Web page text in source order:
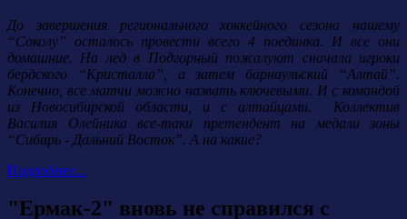
До завершения регионального хоккейного сезона нашему
“Соколу” осталось провести всего 4 поединка. И все они
домашние. На лед в Подгорный пожалуют сначала игроки
бердского “Кристалла”, а затем барнаульский “Алтай”.
Конечно, все матчи можно назвать ключевыми. И с командой
из Новосибирской области, и с алтайцами. Коллектив
Василия Олейника все-таки претендент на медали зоны
“Сибирь - Дальний Восток”. А на какие?
Подробнее...
"Ермак-2" вновь не справился с